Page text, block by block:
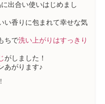
出合い使いはじめまし
い香りに包まれて幸せな気
ちで洗い上がりはすっきり
がしました！
あがります♪